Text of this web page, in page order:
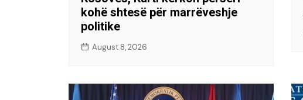
kohë shtesë për marrëveshje
politike
August 8, 2026